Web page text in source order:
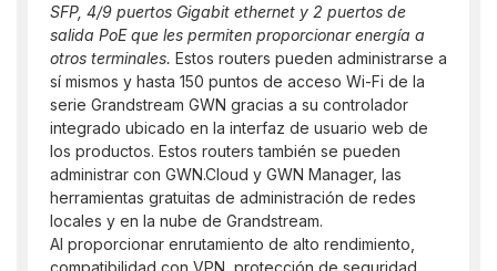
SFP, 4/9 puertos Gigabit ethernet y 2 puertos de
salida PoE que les permiten proporcionar energía a
otros terminales. Estos routers pueden administrarse a
sí mismos y hasta 150 puntos de acceso Wi-Fi de la
serie Grandstream GWN gracias a su controlador
integrado ubicado en la interfaz de usuario web de
los productos. Estos routers también se pueden
administrar con GWN.Cloud y GWN Manager, las
herramientas gratuitas de administración de redes
locales y en la nube de Grandstream.
Al proporcionar enrutamiento de alto rendimiento,